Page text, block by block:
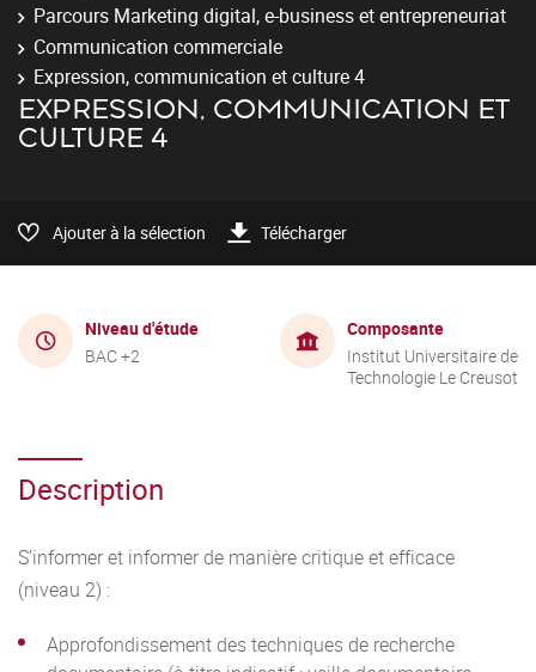
Parcours Marketing digital, e-business et entrepreneuriat
Communication commerciale
Expression, communication et culture 4
EXPRESSION, COMMUNICATION ET
CULTURE 4
Ajouter à la sélection Télécharger
Niveau d'étude
BAC +2
Composante
Institut Universitaire de
Technologie Le Creusot
Description
S’informer et informer de manière critique et efficace
(niveau 2) :
Approfondissement des techniques de recherche